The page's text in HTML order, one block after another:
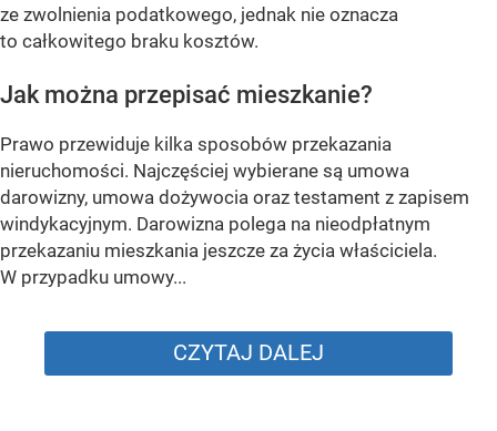
ze zwolnienia podatkowego, jednak nie oznacza
to całkowitego braku kosztów.
Jak można przepisać mieszkanie?
Prawo przewiduje kilka sposobów przekazania
nieruchomości. Najczęściej wybierane są umowa
darowizny, umowa dożywocia oraz testament z zapisem
windykacyjnym. Darowizna polega na nieodpłatnym
przekazaniu mieszkania jeszcze za życia właściciela.
W przypadku umowy...
CZYTAJ DALEJ